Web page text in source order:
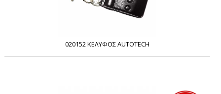
020152 ΚΕΛΥΦΟΣ AUTOTECH